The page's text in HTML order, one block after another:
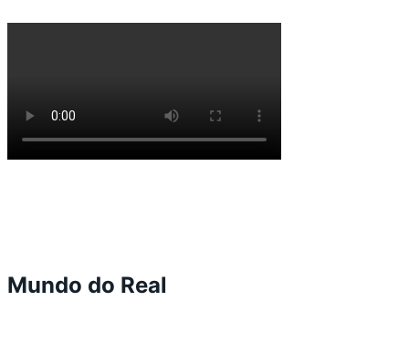
Mundo do Real